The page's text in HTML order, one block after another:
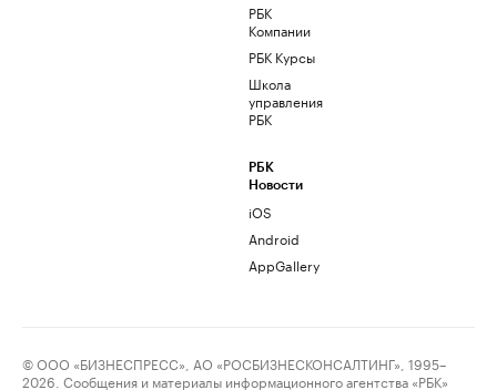
РБК
Компании
РБК Курсы
Школа
управления
РБК
РБК
Новости
iOS
Android
AppGallery
© ООО «БИЗНЕСПРЕСС», АО «РОСБИЗНЕСКОНСАЛТИНГ», 1995–
2026. Сообщения и материалы информационного агентства «РБК»